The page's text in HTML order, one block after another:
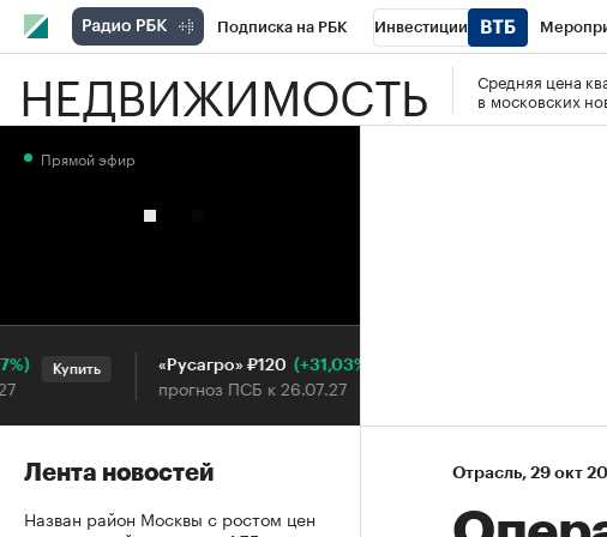
Подписка на РБК Инвестиции
РБК Вино Спорт Школа управления РБК
НЕДВИЖИМОСТЬ
Средняя цена
в московских
Отрасль⁠, 29 окт
Прямой эфир
Купить «Русагро» ₽120 (+31,03%)
прогноз ПСБ к 26.07.27
Лента новостей
Назван район Москвы с ростом цен